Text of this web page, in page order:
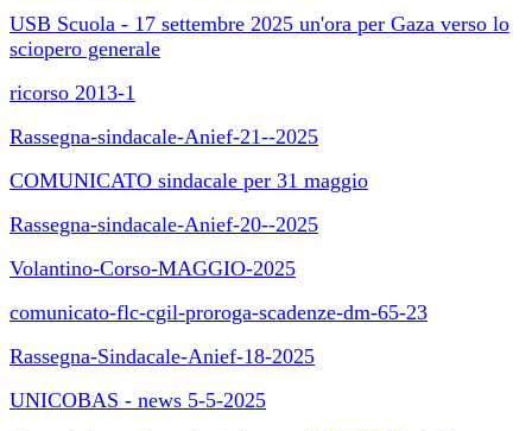
USB Scuola - 17 settembre 2025 un'ora per Gaza verso lo
sciopero generale
ricorso 2013-1
Rassegna-sindacale-Anief-21--2025
COMUNICATO sindacale per 31 maggio
Rassegna-sindacale-Anief-20--2025
Volantino-Corso-MAGGIO-2025
comunicato-flc-cgil-proroga-scadenze-dm-65-23
Rassegna-Sindacale-Anief-18-2025
UNICOBAS - news 5-5-2025